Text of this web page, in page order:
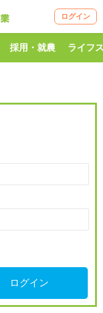
ログイン
採用・就農 ライフ